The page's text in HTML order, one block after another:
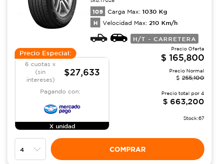
109 Carga Max: 1030 Kg
H Velocidad Max: 210 Km/h
H/T - CARRETERA
Precio Especial:
6 cuotas x
(sin
intereses)
$27,633
Pagando con:
X unidad
Precio Oferta
$ 165,800
Precio Normal
$ 255,100
Precio total por 4
$ 663,200
Stock:67
COMPRAR